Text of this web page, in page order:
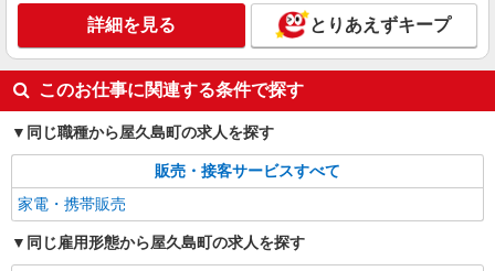
詳細を見る とりあえずキープ
このお仕事に関連する条件で探す
同じ職種から屋久島町の求人を探す
販売・接客サービスすべて
家電・携帯販売
同じ雇用形態から屋久島町の求人を探す